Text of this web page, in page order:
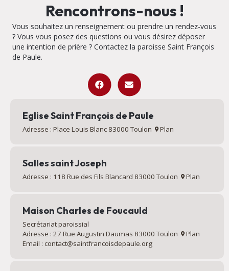
Rencontrons-nous !
Vous souhaitez un renseignement ou prendre un rendez-vous
? Vous vous posez des questions ou vous désirez déposer
une intention de prière ? Contactez la paroisse Saint François
de Paule.
Eglise Saint François de Paule
Adresse : Place Louis Blanc 83000 Toulon Plan
Salles saint Joseph
Adresse : 118 Rue des Fils Blancard 83000 Toulon Plan
Maison Charles de Foucauld
Secrétariat paroissial
Adresse : 27 Rue Augustin Daumas 83000 Toulon
Plan
Email : contact@saintfrancoisdepaule.org